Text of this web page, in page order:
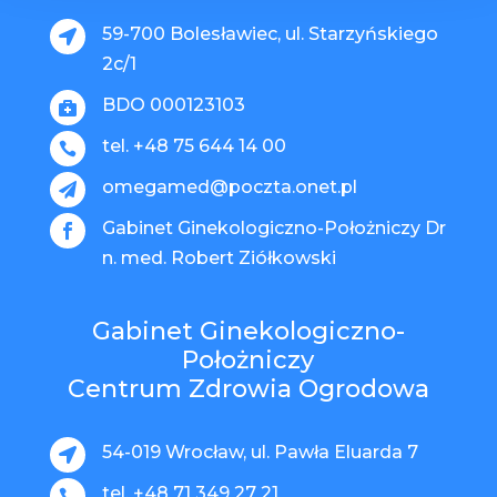

59-700 Bolesławiec, ul. Starzyńskiego
2c/1
 BDO 000123103
 tel. +48 75 644 14 00
 omegamed@poczta.onet.pl

Gabinet Ginekologiczno-Położniczy Dr
n. med. Robert Ziółkowski
Gabinet Ginekologiczno-
Położniczy
Centrum Zdrowia Ogrodowa
 54-019 Wrocław, ul. Pawła Eluarda 7